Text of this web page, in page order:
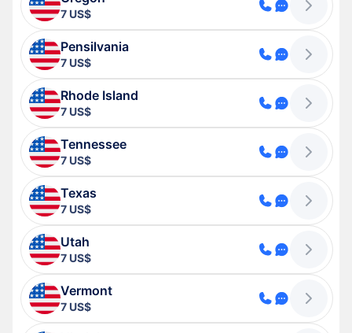
7 US$
Pensilvania
7 US$
Rhode Island
7 US$
Tennessee
7 US$
Texas
7 US$
Utah
7 US$
Vermont
7 US$